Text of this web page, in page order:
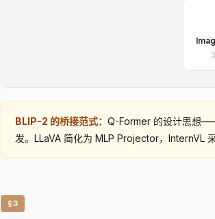
BLIP-2 的桥接范式： Q-Former 的设计思想
发。LLaVA 简化为 MLP Projector，InternVL
§3